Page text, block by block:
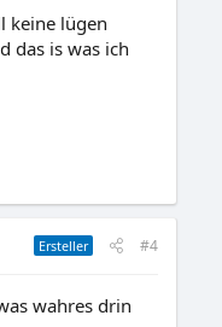
keine lügen
das is was ich
Ersteller #4
wahres drin